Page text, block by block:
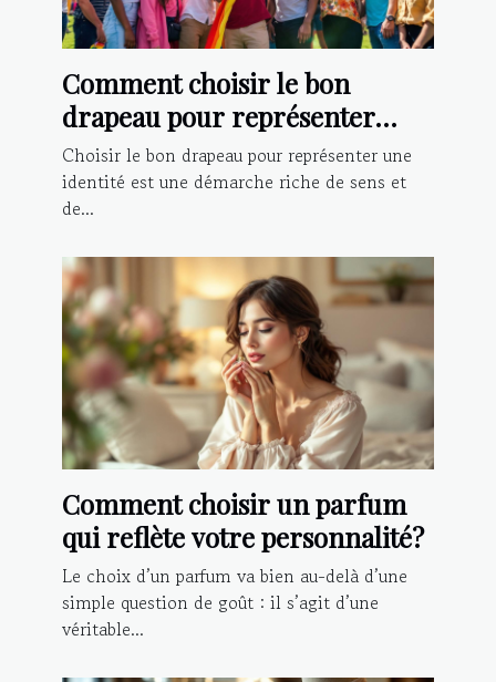
Comment choisir le bon
drapeau pour représenter
votre identité?
Choisir le bon drapeau pour représenter une
identité est une démarche riche de sens et
de...
Comment choisir un parfum
qui reflète votre personnalité?
Le choix d’un parfum va bien au-delà d’une
simple question de goût : il s’agit d’une
véritable...